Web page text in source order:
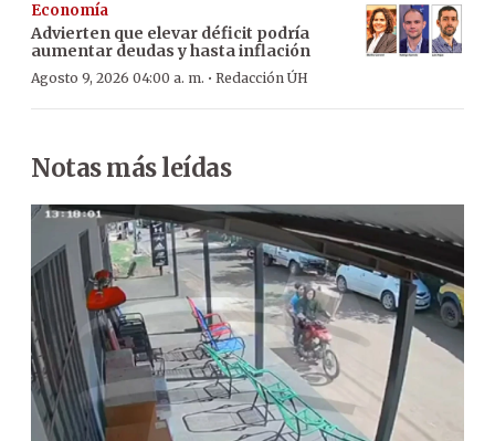
Economía
Advierten que elevar déficit podría
aumentar deudas y hasta inflación
Agosto 9, 2026 04:00 a. m. · Redacción ÚH
Notas más leídas